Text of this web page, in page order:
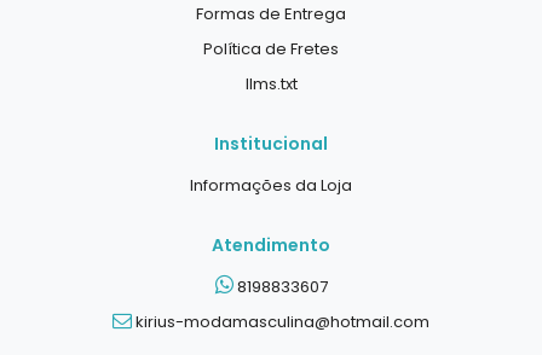
Formas de Entrega
Política de Fretes
llms.txt
Institucional
Informações da Loja
Atendimento
8198833607
kirius-modamasculina@hotmail.com